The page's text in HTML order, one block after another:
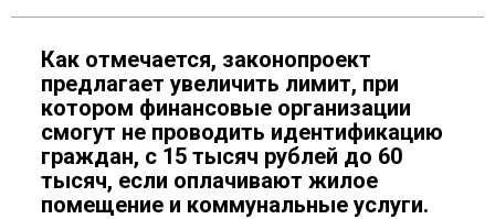
Как отмечается, законопроект
предлагает увеличить лимит, при
котором финансовые организации
смогут не проводить идентификацию
граждан, с 15 тысяч рублей до 60
тысяч, если оплачивают жилое
помещение и коммунальные услуги.